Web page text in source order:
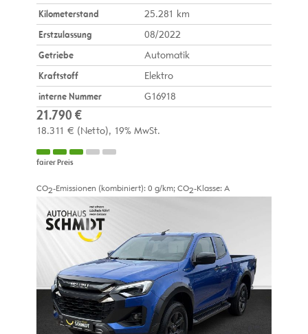
Kilometerstand
25.281 km
Erstzulassung
08/2022
Getriebe
Automatik
Kraftstoff
Elektro
interne Nummer
G16918
21.790 €
18.311 € (Netto) 19% MwSt.
fairer Preis
CO2-Emissionen (kombiniert): 0 g/km; CO2-Klasse: A